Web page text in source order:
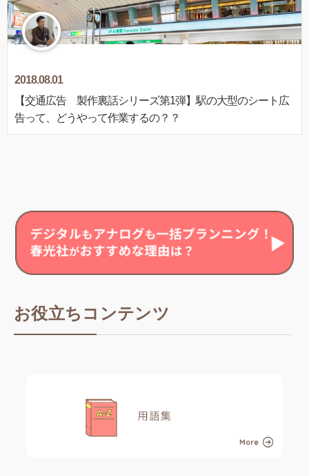
2018.08.01
【交通広告 製作裏話シリーズ第1弾】駅の大型のシート広
告って、どうやって作業するの？？
お役立ちコンテンツ